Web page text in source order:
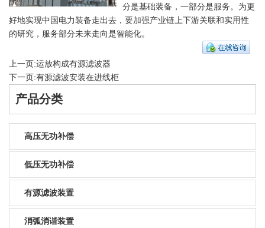
分是基础装备，一部分是服务。为更
好地实现中国电力装备走出去，要加强产业链上下游关联和实用性
的研究，服务部分未来走向是智能化。
上一页:运放构成有源滤波器
下一页:有源滤波安装在进线柜
产品分类
高压无功补偿
低压无功补偿
有源滤波装置
消弧消谐装置